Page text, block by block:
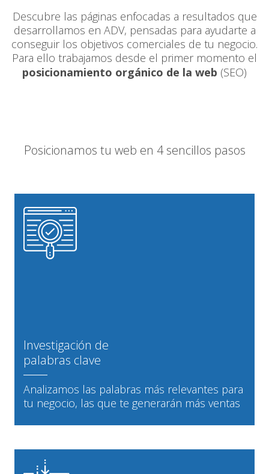
Descubre las páginas enfocadas a resultados que
desarrollamos en ADV, pensadas para ayudarte a
conseguir los objetivos comerciales de tu negocio.
Para ello trabajamos desde el primer momento el
posicionamiento orgánico de la web (SEO)
Posicionamos tu web en 4 sencillos pasos
Investigación de
palabras clave
Analizamos las palabras más relevantes para
tu negocio, las que te generarán más ventas